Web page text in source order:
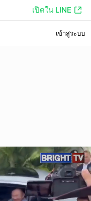
เปิดใน LINE
เข้าสู่ระบบ